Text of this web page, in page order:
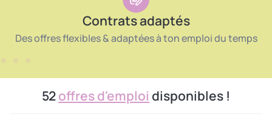
Contrats adaptés
Des offres flexibles & adaptées à ton emploi du temps
52offres d'emploi disponibles !